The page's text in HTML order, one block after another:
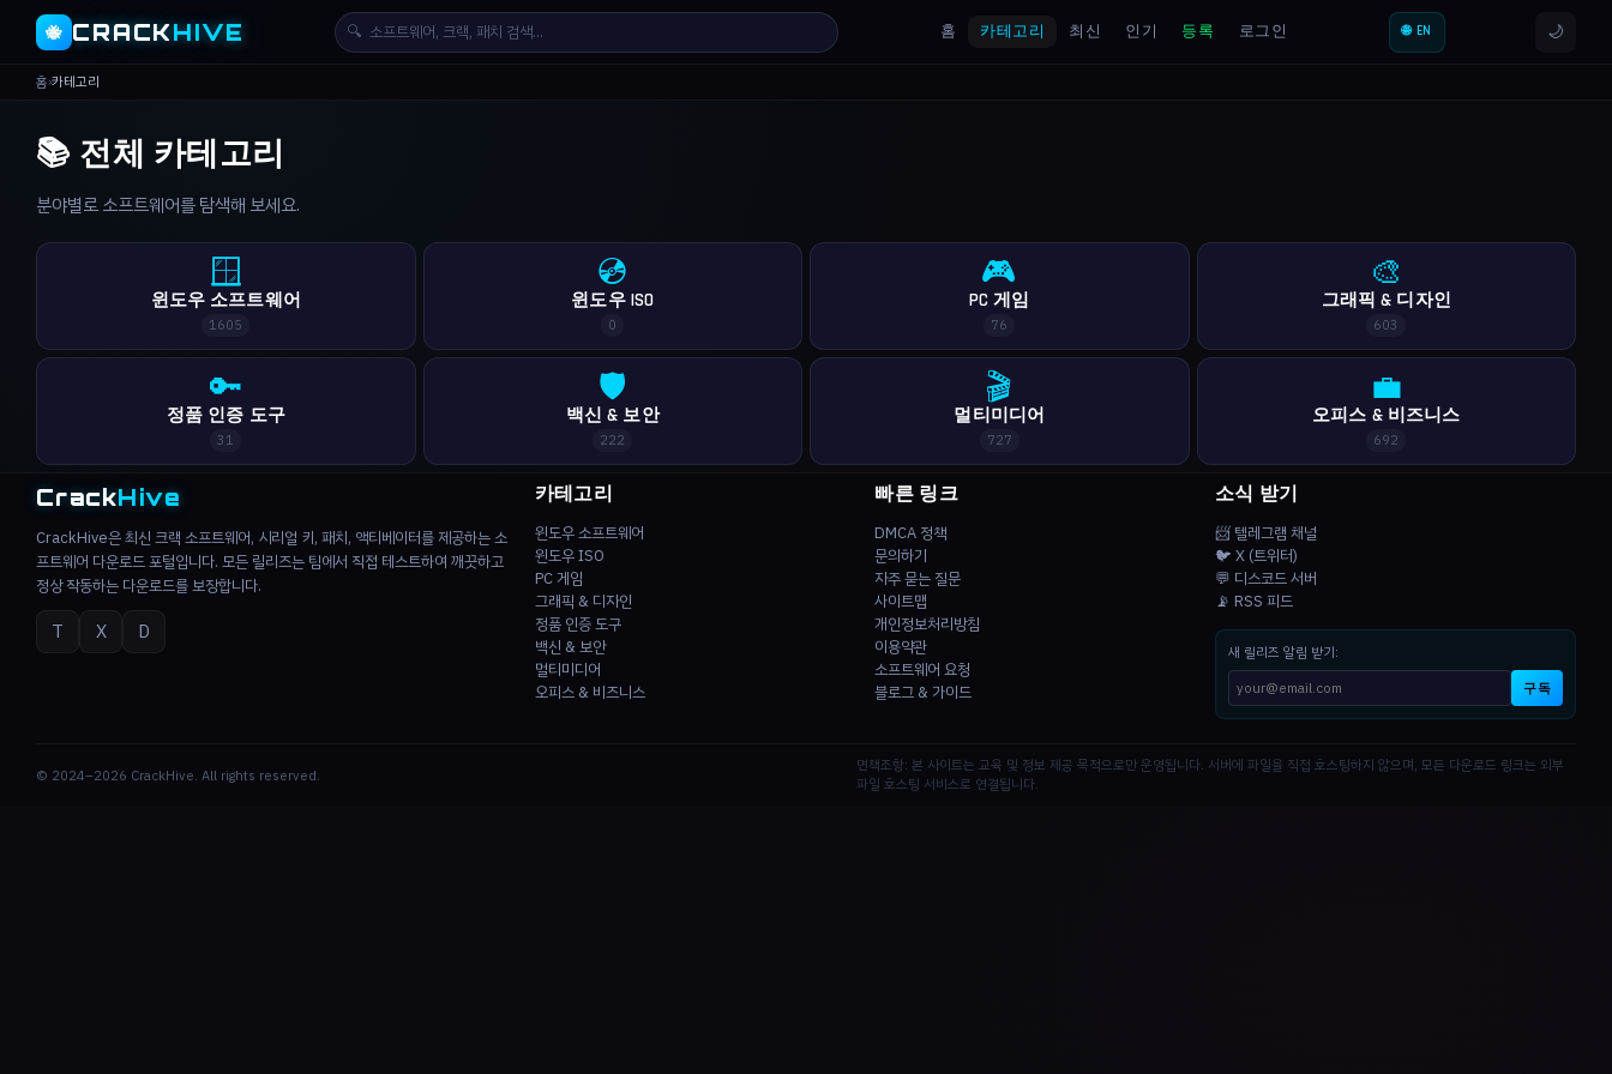
🐝 CRACKHIVE 🔍 홈 카테고리 최신 인기 등록 로그인 🌐 EN 🌙
홈›카테고리
📚 전체 카테고리
분야별로 소프트웨어를 탐색해 보세요.
🪟
윈도우 소프트웨어
1605
💿
윈도우 ISO
0
🎮
PC 게임
76
🎨
그래픽 & 디자인
603
🔑
정품 인증 도구
31
🛡️
백신 & 보안
222
🎬
멀티미디어
727
💼
오피스 & 비즈니스
692
CrackHive
CrackHive은 최신 크랙 소프트웨어, 시리얼 키, 패치, 액티베이터를 제공하는 소
프트웨어 다운로드 포털입니다. 모든 릴리즈는 팀에서 직접 테스트하여 깨끗하고
정상 작동하는 다운로드를 보장합니다.
T X D
카테고리
윈도우 소프트웨어
윈도우 ISO
PC 게임
그래픽 & 디자인
정품 인증 도구
백신 & 보안
멀티미디어
오피스 & 비즈니스
빠른 링크
DMCA 정책
문의하기
자주 묻는 질문
사이트맵
개인정보처리방침
이용약관
소프트웨어 요청
블로그 & 가이드
소식 받기
📨 텔레그램 채널
🐦 X (트위터)
💬 디스코드 서버
📡 RSS 피드
새 릴리즈 알림 받기:
구독
© 2024–2026 CrackHive. All rights reserved.
면책조항: 본 사이트는 교육 및 정보 제공 목적으로만 운영됩니다. 서버에 파일을 직접 호스팅하지 않으며, 모든 다운로드 링크는 외부
파일 호스팅 서비스로 연결됩니다.